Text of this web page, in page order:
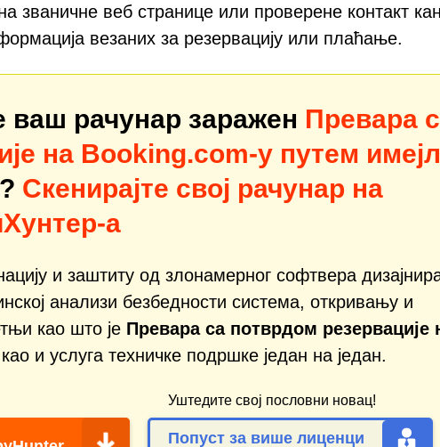
званичне веб странице или проверене контакт
везаних за резервацију или плаћање.
ваш рачунар заражен Превара
на Booking.com-у путем
Скенирајте свој рачунар на
а
и заштиту од злонамерног софтвера
анализи безбедности система, откривању и
као што је Превара са потврдом резервације
и услуга техничке подршке један на један.
Уштедите свој пословни новац!
Попуст за више лиценци